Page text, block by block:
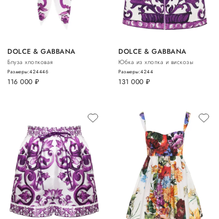
DOLCE & GABBANA
Блуза хлопковая
116 000 руб.
Размеры:424446
DOLCE & GABBANA
Юбка из хлопка и вискозы
131 000 руб.
Размеры:4244